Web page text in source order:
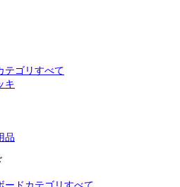
テゴリすべて
キ
品